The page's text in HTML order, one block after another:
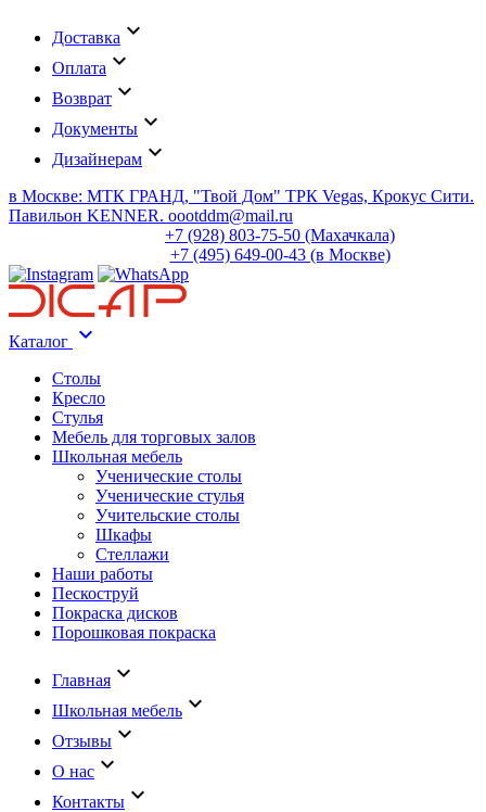
Доставка keyboard_arrow_down
Оплата keyboard_arrow_down
Возврат keyboard_arrow_down
Документы keyboard_arrow_down
Дизайнерам keyboard_arrow_down
в Москве: МТК ГРАНД, "Твой Дом" ТРК Vegas, Крокус Сити.
Павильон KENNER. oootddm@mail.ru
+7 (928) 803-75-50 (Махачкала)
+7 (495) 649-00-43 (в Москве)
Каталог keyboard_arrow_down
Столы
Кресло
Стулья
Мебель для торговых залов
Школьная мебель
Ученические столы
Ученические стулья
Учительские столы
Шкафы
Стеллажи
Наши работы
Пескоструй
Покраска дисков
Порошковая покраска
Главная keyboard_arrow_down
Школьная мебель keyboard_arrow_down
Отзывы keyboard_arrow_down
О нас keyboard_arrow_down
Контакты keyboard_arrow_down